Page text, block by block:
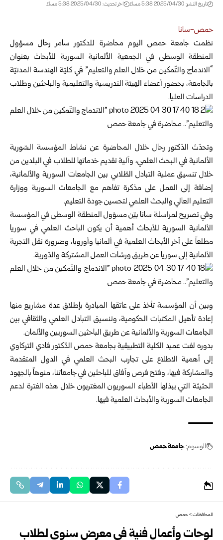
تاريخ النشر: 2025/04/30 5:38 مساءً اخر تحديث: 2025/04/30 5:38 مساءً
حمص-سانا
نظمت جامعة حمص اليوم محاضرة للدكتور سامر رحال مسؤول
المنطقة الوسطى في الجمعية الألمانية السورية للأبحاث بعنوان
“الاندماج والتّمكين من خلال العلم والتعليم” في كليّة الهندسة المدنيّة
بالجامعة، بحضور أعضاء الهيئة التدريسية والتعليمية والباحثين وطلاب
الدراسات العليا.
وتحدّث الدّكتور رحال خلال المحاضرة عن نشاط المؤسسة السّورية
الألمانية في البحث العلمي، وآلية تقديم خدماتها للطلاب في البلدين من
خلال تنسيق عملية التبادل الطّلابي بين الجامعات السورية والألمانية،
إضافة إلى العمل على مذكرة تفاهم مع الجامعات السورية ووزارة
التعليم العالي والبحث العلمي لتحسين جودة التعليم.
وفي تصريح لمراسلة سانا بيّن مسؤول المنطقة الوسطى في المؤسسة
الألمانية السورية للأبحاث أهمية أن يكون الباحث العلمي في سوريا
مطلعاً على آخر الأبحاث العلمية في ألمانيا وأوروبا، وضرورة نقل التجربة
الألمانية إلى سوريا عن طريق ورشات العمل المشتركة والدّورية.
وبين أن المؤسسة تأخذ على عاتقها المبادرة بإطلاق عدة مشاريع منها
إعادة تأهيل المكتبات الحكومية، وتنسيق التبادل العلمي والثقافي بين
الجامعات السورية والألمانية عن طريق الباحثين السوريين والألمان.
بدوره لفت عميد الكلية التطبيقية بجامعة حمص الدّكتور فادي التركاوي
إلى أهمية الاطلاع على تجارب البحث العلمي في الدول المتقدمة
والمشاركة فيها، وفتح فرص وآفاق للباحثين في جامعاتنا، منوهاً بالجهود
الحثيثة التي يبذلها الأطباء السوريون المغتربون خلال هذه الفترة لدعم
الجامعات السورية والأبحاث العلمية فيها.
الوسوم:جامعة حمص
المحافظات>حمص
لوحات وأعمال فنية في معرض سنوي لطلاب